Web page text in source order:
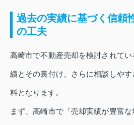
過去の実績に基づく信頼
の工夫
高崎市で不動産売却を検討されて
績とその裏付け、さらに相談しや
料となります。
まず、高崎市で「売却実績が豊富